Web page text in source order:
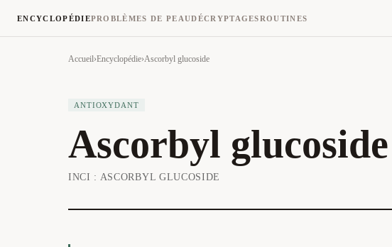
ENCYCLOPÉDIEPROBLÈMES DE PEAUDÉCRYPTAGESROUTINES
Accueil›Encyclopédie›Ascorbyl glucoside
ANTIOXYDANT
Ascorbyl glucoside
INCI : ASCORBYL GLUCOSIDE